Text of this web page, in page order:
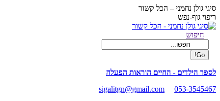
Skip
to
content
סיגי גולן נחמני – הכל קשור
ריפוי גוף-נפש
Facebook
opens
new
window
Search:
חיפוש
לספר הילדים - החיים הוראות הפעלה
sigalitgn@gmail.com
053-3545467